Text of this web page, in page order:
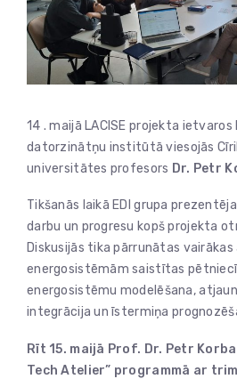
14 . maijā LACISE projekta ietvaros
datorzinātņu institūtā viesojās
universitātes profesors Dr. Petr
Tikšanās laikā EDI grupa
darbu un progresu kopš projekta
Diskusijās tika pārrunātas vairākas
energosistēmām saistītas
energosistēmu modelēšana,
integrācija un īstermiņa
Rīt 15. maijā Prof. Dr. Petr
Tech Atelier” programmā ar